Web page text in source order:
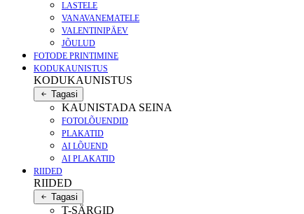
LASTELE
VANAVANEMATELE
VALENTINIPÄEV
JÕULUD
FOTODE PRINTIMINE
KODUKAUNISTUS
KODUKAUNISTUS
Tagasi
KAUNISTADA SEINA
FOTOLÕUENDID
PLAKATID
AI LÕUEND
AI PLAKATID
RIIDED
RIIDED
Tagasi
T-SÄRGID